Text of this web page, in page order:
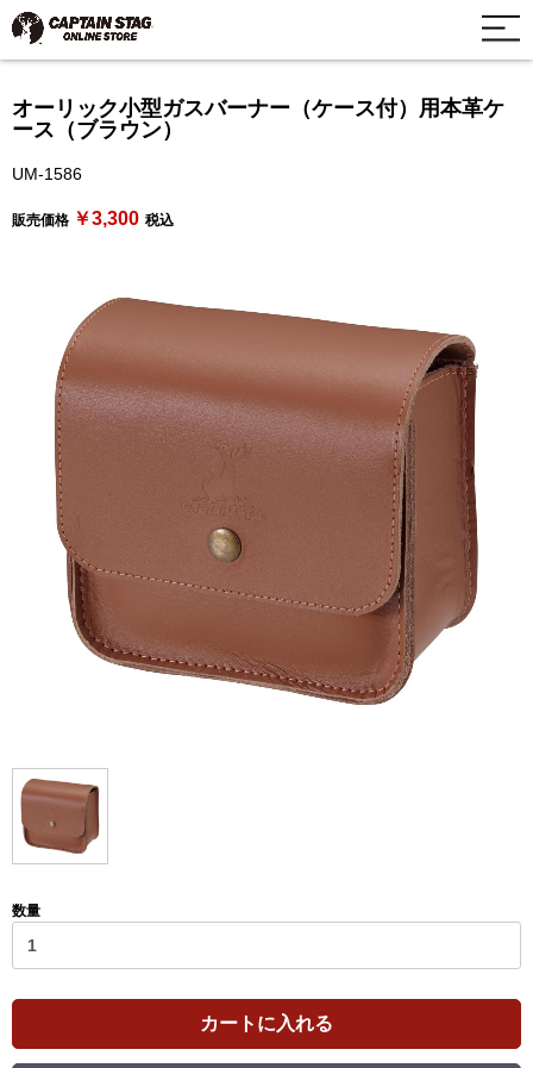
オーリック小型ガスバーナー（ケース付）用本革ケ
ース（ブラウン）
UM-1586
販売価格 ￥3,300 税込
数量
カートに入れる